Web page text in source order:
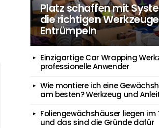
Platz schaffen mit
die richtigen
Entrümpeln
Einzigartige Car Wrapping
professionelle Anwender
Wie montiere ich eine
am besten? Werkzeug und
Foliengewächshäuser liegen im
und das sind die Gründe dafür